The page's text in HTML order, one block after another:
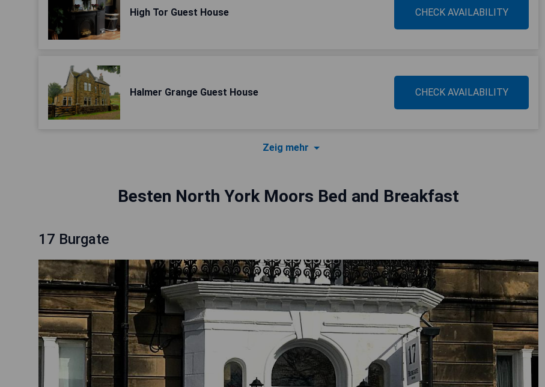
High Tor Guest House CHECK AVAILABILITY
Halmer Grange Guest House CHECK AVAILABILITY
Zeig mehr
Besten North York Moors Bed and Breakfast
17 Burgate